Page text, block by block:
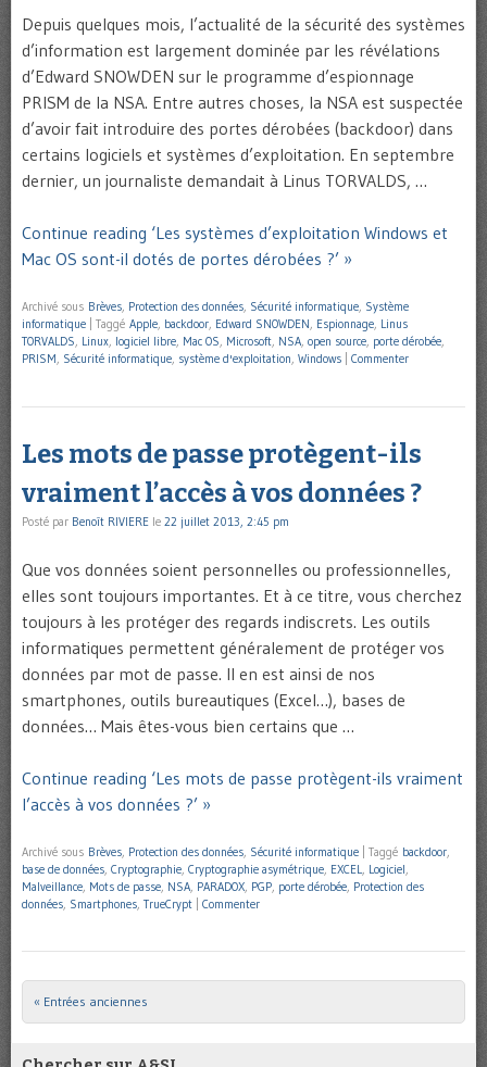
Depuis quelques mois, l’actualité de la sécurité des systèmes
d’information est largement dominée par les révélations
d’Edward SNOWDEN sur le programme d’espionnage
PRISM de la NSA. Entre autres choses, la NSA est suspectée
d’avoir fait introduire des portes dérobées (backdoor) dans
certains logiciels et systèmes d’exploitation. En septembre
dernier, un journaliste demandait à Linus TORVALDS, …
Continue reading ‘Les systèmes d’exploitation Windows et
Mac OS sont-il dotés de portes dérobées ?’ »
Archivé sous Brèves, Protection des données, Sécurité informatique, Système
informatique
Taggé Apple, backdoor, Edward SNOWDEN, Espionnage, Linus
TORVALDS, Linux, logiciel libre, Mac OS, Microsoft, NSA, open source, porte dérobée,
PRISM, Sécurité informatique, système d'exploitation, Windows Commenter
Les mots de passe protègent-ils
vraiment l’accès à vos données ?
Posté par Benoît RIVIERE le 22 juillet 2013, 2:45 pm
Que vos données soient personnelles ou professionnelles,
elles sont toujours importantes. Et à ce titre, vous cherchez
toujours à les protéger des regards indiscrets. Les outils
informatiques permettent généralement de protéger vos
données par mot de passe. Il en est ainsi de nos
smartphones, outils bureautiques (Excel…), bases de
données… Mais êtes-vous bien certains que …
Continue reading ‘Les mots de passe protègent-ils vraiment
l’accès à vos données ?’ »
Archivé sous Brèves, Protection des données, Sécurité informatique Taggé backdoor,
base de données, Cryptographie, Cryptographie asymétrique, EXCEL, Logiciel,
Malveillance, Mots de passe, NSA, PARADOX, PGP, porte dérobée, Protection des
données, Smartphones, TrueCrypt Commenter
Post navigation
« Entrées anciennes